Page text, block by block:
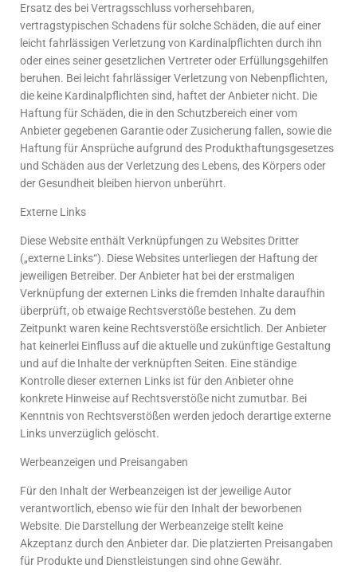
Ersatz des bei Vertragsschluss vorhersehbaren,
vertragstypischen Schadens für solche Schäden, die auf einer
leicht fahrlässigen Verletzung von Kardinalpflichten durch ihn
oder eines seiner gesetzlichen Vertreter oder Erfüllungsgehilfen
beruhen. Bei leicht fahrlässiger Verletzung von Nebenpflichten,
die keine Kardinalpflichten sind, haftet der Anbieter nicht. Die
Haftung für Schäden, die in den Schutzbereich einer vom
Anbieter gegebenen Garantie oder Zusicherung fallen, sowie die
Haftung für Ansprüche aufgrund des Produkthaftungsgesetzes
und Schäden aus der Verletzung des Lebens, des Körpers oder
der Gesundheit bleiben hiervon unberührt.
Externe Links
Diese Website enthält Verknüpfungen zu Websites Dritter
(„externe Links“). Diese Websites unterliegen der Haftung der
jeweiligen Betreiber. Der Anbieter hat bei der erstmaligen
Verknüpfung der externen Links die fremden Inhalte daraufhin
überprüft, ob etwaige Rechtsverstöße bestehen. Zu dem
Zeitpunkt waren keine Rechtsverstöße ersichtlich. Der Anbieter
hat keinerlei Einfluss auf die aktuelle und zukünftige Gestaltung
und auf die Inhalte der verknüpften Seiten. Eine ständige
Kontrolle dieser externen Links ist für den Anbieter ohne
konkrete Hinweise auf Rechtsverstöße nicht zumutbar. Bei
Kenntnis von Rechtsverstößen werden jedoch derartige externe
Links unverzüglich gelöscht.
Werbeanzeigen und Preisangaben
Für den Inhalt der Werbeanzeigen ist der jeweilige Autor
verantwortlich, ebenso wie für den Inhalt der beworbenen
Website. Die Darstellung der Werbeanzeige stellt keine
Akzeptanz durch den Anbieter dar. Die platzierten Preisangaben
für Produkte und Dienstleistungen sind ohne Gewähr.